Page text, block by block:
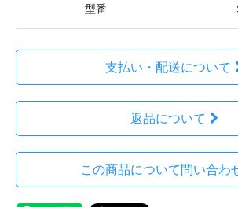
型番
支払い・配送について
返品について
この商品について問い合わ